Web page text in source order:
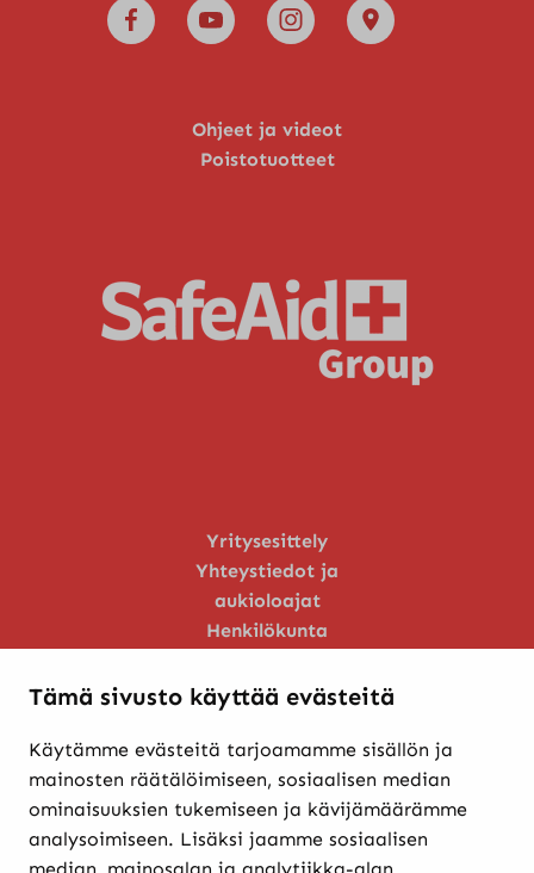
Tämä sivusto käyttää evästeitä
Käytämme evästeitä tarjoamamme sisällön ja
mainosten räätälöimiseen, sosiaalisen median
ominaisuuksien tukemiseen ja kävijämäärämme
analysoimiseen. Lisäksi jaamme sosiaalisen
Ohjeet ja videot
Poistotuotteet
Yritysesittely
Yhteystiedot ja
aukioloajat
Henkilökunta
Verkkokaupasta ostaminen
Maksutavat ja
toimitusehdot
Palautukset